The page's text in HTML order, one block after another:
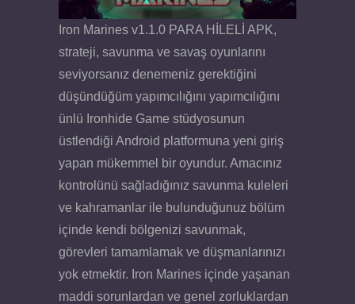
Iron Marines v1.1.0 PARA HİLELİ APK,
strateji, savunma ve savaş oyunlarını
seviyorsanız denemeniz gerektiğini
düşündüğüm yapımcılığını yapımcılığını
ünlü Ironhide Game stüdyosunun
üstlendiği Android platformuna yeni giriş
yapan mükemmel bir oyundur. Amacınız
kontrolünü sağladığınız savunma kuleleri
ve kahramanlar ile bulunduğunuz bölüm
içinde kendi bölgenizi savunmak,
görevleri tamamlamak ve düşmanlarınızı
yok etmektir. Iron Marines içinde yaşanan
maddi sorunlardan ve genel zorluklardan